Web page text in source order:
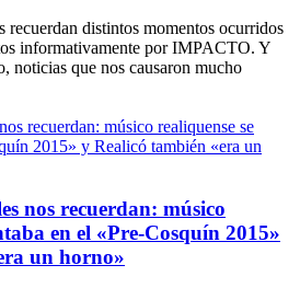
recuerdan distintos momentos ocurridos
informativamente por IMPACTO. Y
noticias que nos causaron mucho
nos recuerdan: músico
en el «Pre-Cosquín 2015»
un horno»